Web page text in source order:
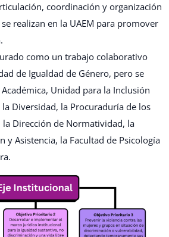
coordinación y organización
realizan en la UAEM para promover
como un trabajo colaborativo
de Igualdad de Género, pero se
Unidad para la Inclusión
la Diversidad, la Procuraduría de los
la Dirección de Normatividad, la
y Asistencia, la Facultad de Psicología